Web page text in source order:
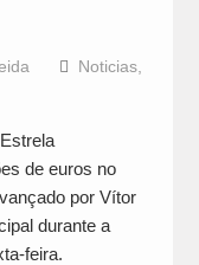
Noticias,
de euros no
por Vítor
durante a
feira.